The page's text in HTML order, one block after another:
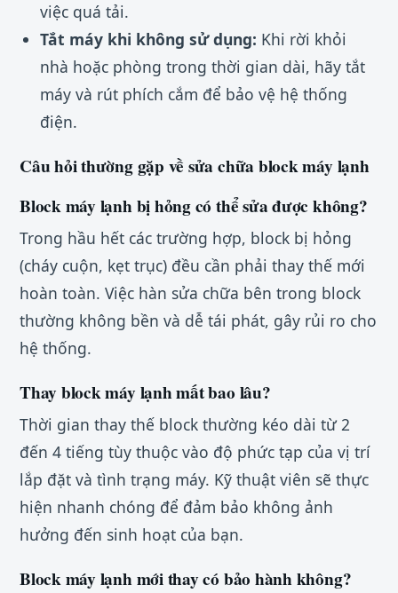
việc quá tải.
Tắt máy khi không sử dụng: Khi rời khỏi
nhà hoặc phòng trong thời gian dài, hãy tắt
máy và rút phích cắm để bảo vệ hệ thống
điện.
Câu hỏi thường gặp về sửa chữa block máy lạnh
Block máy lạnh bị hỏng có thể sửa được không?
Trong hầu hết các trường hợp, block bị hỏng
(cháy cuộn, kẹt trục) đều cần phải thay thế mới
hoàn toàn. Việc hàn sửa chữa bên trong block
thường không bền và dễ tái phát, gây rủi ro cho
hệ thống.
Thay block máy lạnh mất bao lâu?
Thời gian thay thế block thường kéo dài từ 2
đến 4 tiếng tùy thuộc vào độ phức tạp của vị trí
lắp đặt và tình trạng máy. Kỹ thuật viên sẽ thực
hiện nhanh chóng để đảm bảo không ảnh
hưởng đến sinh hoạt của bạn.
Block máy lạnh mới thay có bảo hành không?